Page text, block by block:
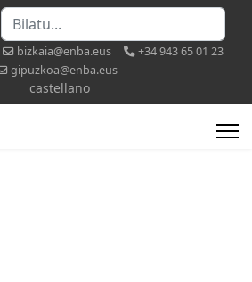
Bilatu
bizkaia@enba.eus
+34 943 65 01 23
gipuzkoa@enba.eus
Select your language
castellano